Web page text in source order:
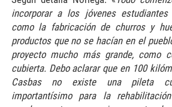
incorporar a los jóvenes
como la fabricación de churros y
productos que no se hacían en el
proyecto mucho más grande, como
cubierta. Debo aclarar que en 100
Casbas no existe una pileta
importantísimo para la